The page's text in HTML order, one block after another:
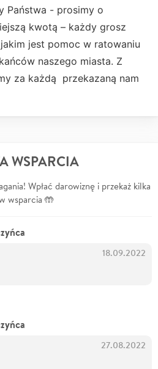
Państwa - prosimy o
kwotą – każdy grosz
jest pomoc w ratowaniu
naszego miasta. Z
za każdą przekazaną nam
WSPARCIA
Wpłać darowiznę i przekaż kilka
wsparcia 🤲
18.09.2022
27.08.2022